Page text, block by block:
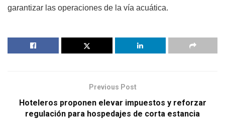
garantizar las operaciones de la vía acuática.
Previous Post
Hoteleros proponen elevar impuestos y reforzar
regulación para hospedajes de corta estancia